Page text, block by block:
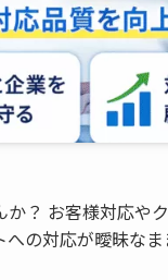
？ お客様対応や
の対応が曖昧な